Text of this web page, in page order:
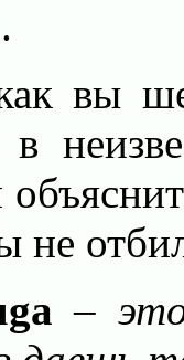
.
вы
не
–